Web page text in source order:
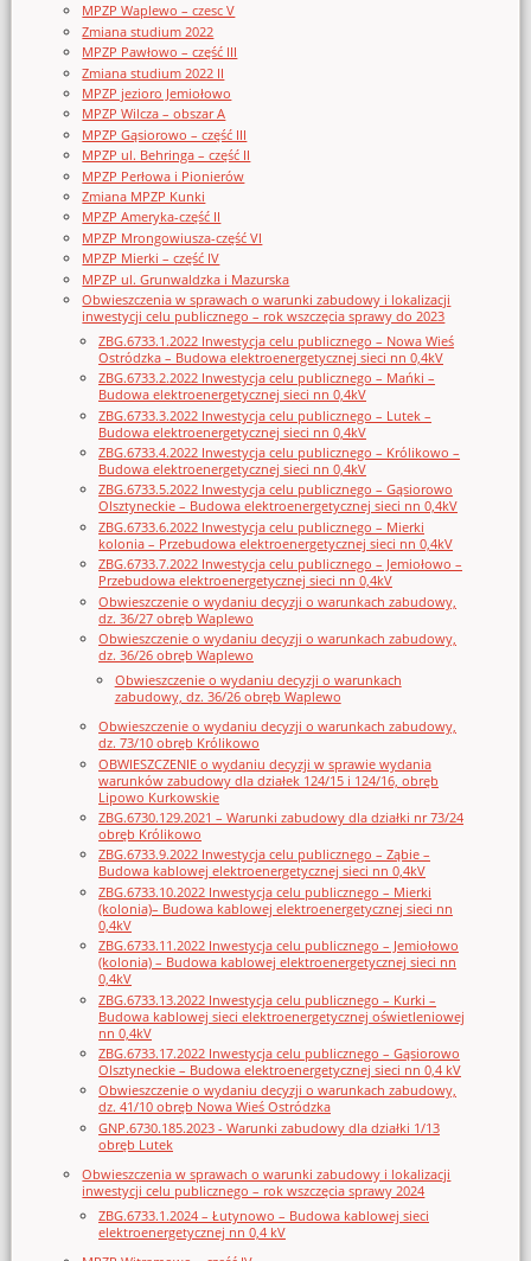
MPZP Waplewo – czesc V
Zmiana studium 2022
MPZP Pawłowo – część III
Zmiana studium 2022 II
MPZP jezioro Jemiołowo
MPZP Wilcza – obszar A
MPZP Gąsiorowo – część III
MPZP ul. Behringa – część II
MPZP Perłowa i Pionierów
Zmiana MPZP Kunki
MPZP Ameryka-część II
MPZP Mrongowiusza-część VI
MPZP Mierki – część IV
MPZP ul. Grunwaldzka i Mazurska
Obwieszczenia w sprawach o warunki zabudowy i lokalizacji
inwestycji celu publicznego – rok wszczęcia sprawy do 2023
ZBG.6733.1.2022 Inwestycja celu publicznego – Nowa Wieś
Ostródzka – Budowa elektroenergetycznej sieci nn 0,4kV
ZBG.6733.2.2022 Inwestycja celu publicznego – Mańki –
Budowa elektroenergetycznej sieci nn 0,4kV
ZBG.6733.3.2022 Inwestycja celu publicznego – Lutek –
Budowa elektroenergetycznej sieci nn 0,4kV
ZBG.6733.4.2022 Inwestycja celu publicznego – Królikowo –
Budowa elektroenergetycznej sieci nn 0,4kV
ZBG.6733.5.2022 Inwestycja celu publicznego – Gąsiorowo
Olsztyneckie – Budowa elektroenergetycznej sieci nn 0,4kV
ZBG.6733.6.2022 Inwestycja celu publicznego – Mierki
kolonia – Przebudowa elektroenergetycznej sieci nn 0,4kV
ZBG.6733.7.2022 Inwestycja celu publicznego – Jemiołowo –
Przebudowa elektroenergetycznej sieci nn 0,4kV
Obwieszczenie o wydaniu decyzji o warunkach zabudowy,
dz. 36/27 obręb Waplewo
Obwieszczenie o wydaniu decyzji o warunkach zabudowy,
dz. 36/26 obręb Waplewo
Obwieszczenie o wydaniu decyzji o warunkach
zabudowy, dz. 36/26 obręb Waplewo
Obwieszczenie o wydaniu decyzji o warunkach zabudowy,
dz. 73/10 obręb Królikowo
OBWIESZCZENIE o wydaniu decyzji w sprawie wydania
warunków zabudowy dla działek 124/15 i 124/16, obręb
Lipowo Kurkowskie
ZBG.6730.129.2021 – Warunki zabudowy dla działki nr 73/24
obręb Królikowo
ZBG.6733.9.2022 Inwestycja celu publicznego – Ząbie –
Budowa kablowej elektroenergetycznej sieci nn 0,4kV
ZBG.6733.10.2022 Inwestycja celu publicznego – Mierki
(kolonia)– Budowa kablowej elektroenergetycznej sieci nn
0,4kV
ZBG.6733.11.2022 Inwestycja celu publicznego – Jemiołowo
(kolonia) – Budowa kablowej elektroenergetycznej sieci nn
0,4kV
ZBG.6733.13.2022 Inwestycja celu publicznego – Kurki –
Budowa kablowej sieci elektroenergetycznej oświetleniowej
nn 0,4kV
ZBG.6733.17.2022 Inwestycja celu publicznego – Gąsiorowo
Olsztyneckie – Budowa elektroenergetycznej sieci nn 0,4 kV
Obwieszczenie o wydaniu decyzji o warunkach zabudowy,
dz. 41/10 obręb Nowa Wieś Ostródzka
GNP.6730.185.2023 - Warunki zabudowy dla działki 1/13
obręb Lutek
Obwieszczenia w sprawach o warunki zabudowy i lokalizacji
inwestycji celu publicznego – rok wszczęcia sprawy 2024
ZBG.6733.1.2024 – Łutynowo – Budowa kablowej sieci
elektroenergetycznej nn 0,4 kV